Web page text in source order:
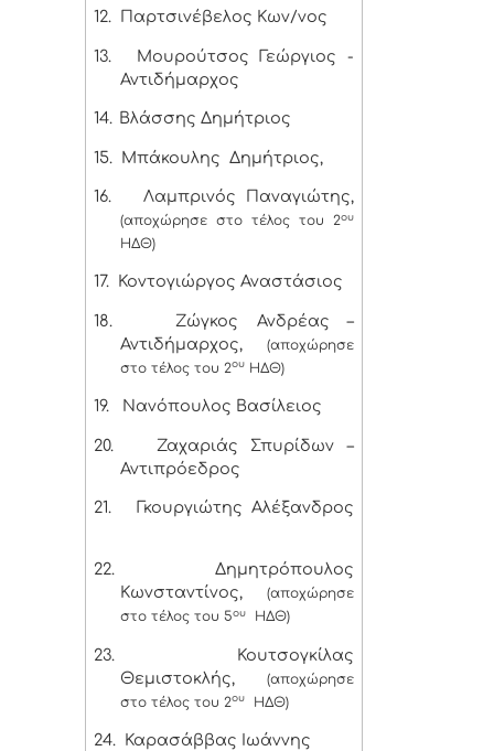
12. Παρτσινέβελος Κων/νος
13.
Μουρούτσος Γεώργιος -
Αντιδήμαρχος
14. Βλάσσης Δημήτριος
15. Μπάκουλης Δημήτριος,
16. Λαμπρινός Παναγιώτης,
(αποχώρησε στο τέλος του 2ου
ΗΔΘ)
17. Κοντογιώργος Αναστάσιος
18.
Ζώγκος Ανδρέας –
Αντιδήμαρχος, (αποχώρησε
στο τέλος του 2ου ΗΔΘ)
19. Νανόπουλος Βασίλειος
20.
Ζαχαριάς Σπυρίδων –
Αντιπρόεδρος
21. Γκουργιώτης Αλέξανδρος
22.
Δημητρόπουλος
Κωνσταντίνος, (αποχώρησε
στο τέλος του 5ου ΗΔΘ)
23.
Κουτσογκίλας
Θεμιστοκλής, (αποχώρησε
στο τέλος του 2ου ΗΔΘ)
24. Καρασάββας Ιωάννης